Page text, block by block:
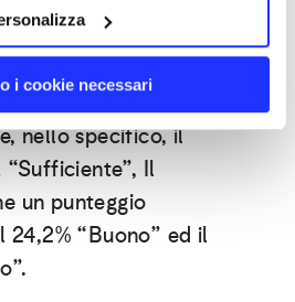
i cookie necessari
prodottitecnologici
sui propri
chiara e
nello specifico, il
“Sufficiente”, Il
un punteggio
24,2% “Buono” ed il